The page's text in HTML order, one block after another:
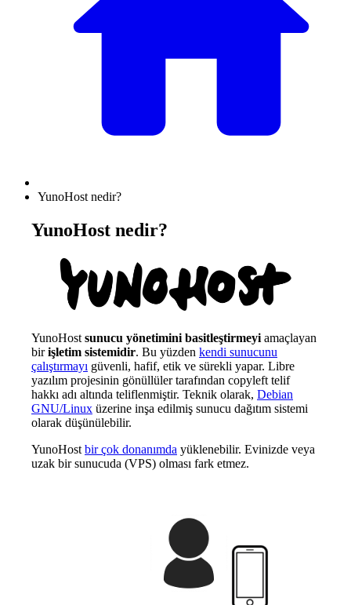
YunoHost nedir?
YunoHost nedir?
YunoHost sunucu yönetimini basitleştirmeyi amaçlayan
birişletim sistemidir. Bu yüzden kendi sunucunu
çalıştırmayı güvenli, hafif, etik ve sürekli yapar. Libre
yazılım projesinin gönüllüler tarafından copyleft telif
hakkı adı altında teliflenmiştir. Teknik olarak, Debian
GNU/Linux üzerine inşa edilmiş sunucu dağıtım sistemi
olarak düşünülebilir.
YunoHost bir çok donanımda yüklenebilir. Evinizde veya
uzak bir sunucuda (VPS) olması fark etmez.